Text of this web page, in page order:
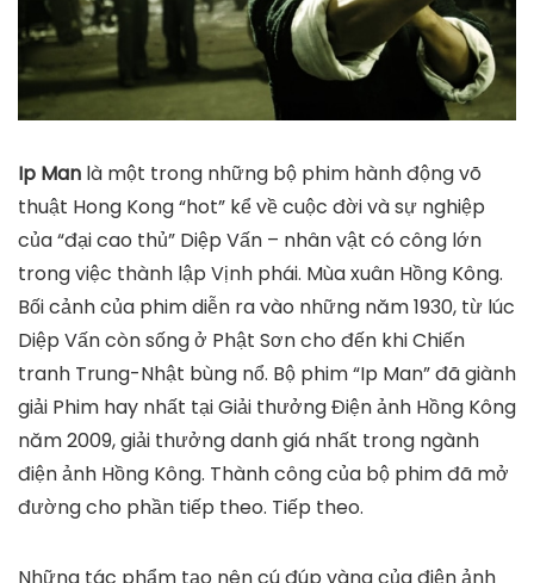
Ip Man là một trong những bộ phim hành động võ
thuật Hong Kong “hot” kể về cuộc đời và sự nghiệp
của “đại cao thủ” Diệp Vấn – nhân vật có công lớn
trong việc thành lập Vịnh phái. Mùa xuân Hồng Kông.
Bối cảnh của phim diễn ra vào những năm 1930, từ lúc
Diệp Vấn còn sống ở Phật Sơn cho đến khi Chiến
tranh Trung-Nhật bùng nổ. Bộ phim “Ip Man” đã giành
giải Phim hay nhất tại Giải thưởng Điện ảnh Hồng Kông
năm 2009, giải thưởng danh giá nhất trong ngành
điện ảnh Hồng Kông. Thành công của bộ phim đã mở
đường cho phần tiếp theo. Tiếp theo.
Những tác phẩm tạo nên cú đúp vàng của điện ảnh